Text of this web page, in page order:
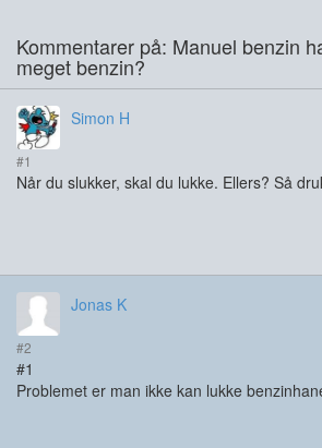
Kommentarer på: Manuel benzin
meget benzin?
Simon H
#1
Når du slukker, skal du lukke. Ellers? Så
Jonas K
#2
#1
Problemet er man ikke kan lukke